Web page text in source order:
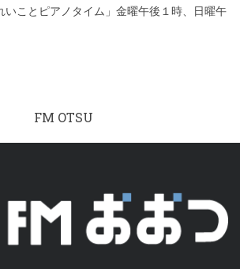
いことピアノタイム」金曜午後１時、日曜午
FM OTSU